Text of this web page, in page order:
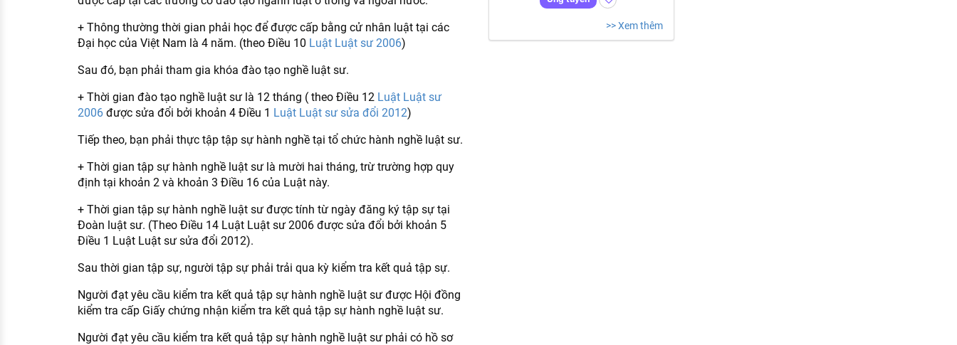
XÂY DỰNG VÀ PHÁT TRIỂN ĐỘI NGŨ
TUYỂN DỤNG VIỆC LÀM
+ Thông thường thời gian phải học để được cấp bằng cử nhân luật tại các
Đại học của Việt Nam là 4 năm. (theo Điều 10 Luật Luật sư 2006)
Sau đó, bạn phải tham gia khóa đào tạo nghề luật sư.
+ Thời gian đào tạo nghề luật sư là 12 tháng ( theo Điều 12 Luật Luật sư
2006được sửa đổi bởi khoản 4 Điều 1 Luật Luật sư sửa đổi 2012)
Tiếp theo, bạn phải thực tập tập sự hành nghề tại tổ chức hành nghề luật sư.
+ Thời gian tập sự hành nghề luật sư là mười hai tháng, trừ trường hợp quy
định tại khoản 2 và khoản 3 Điều 16 của Luật này.
+ Thời gian tập sự hành nghề luật sư được tính từ ngày đăng ký tập sự tại
Đoàn luật sư. (Theo Điều 14 Luật Luật sư 2006 được sửa đổi bởi khoản 5
Điều 1 Luật Luật sư sửa đổi 2012).
Sau thời gian tập sự, người tập sự phải trải qua kỳ kiểm tra kết quả tập sự.
Người đạt yêu cầu kiểm tra kết quả tập sự hành nghề luật sư được Hội đồng
kiểm tra cấp Giấy chứng nhận kiểm tra kết quả tập sự hành nghề luật sư.
Người đạt yêu cầu kiểm tra kết quả tập sự hành nghề luật sư phải có hồ sơ
>> Xem thêm